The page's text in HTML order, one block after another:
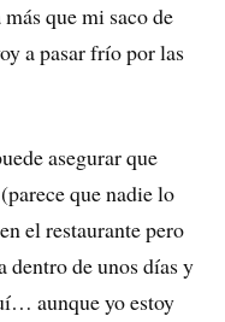
que mi saco de
a pasar frío por las
asegurar que
que nadie lo
el restaurante pero
dentro de unos días y
aunque yo estoy